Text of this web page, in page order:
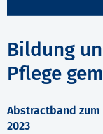
Bildung
Pflege
Abstractband zum
2023